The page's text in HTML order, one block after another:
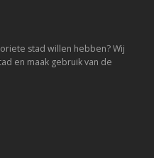
stad willen hebben? Wij
en maak gebruik van de